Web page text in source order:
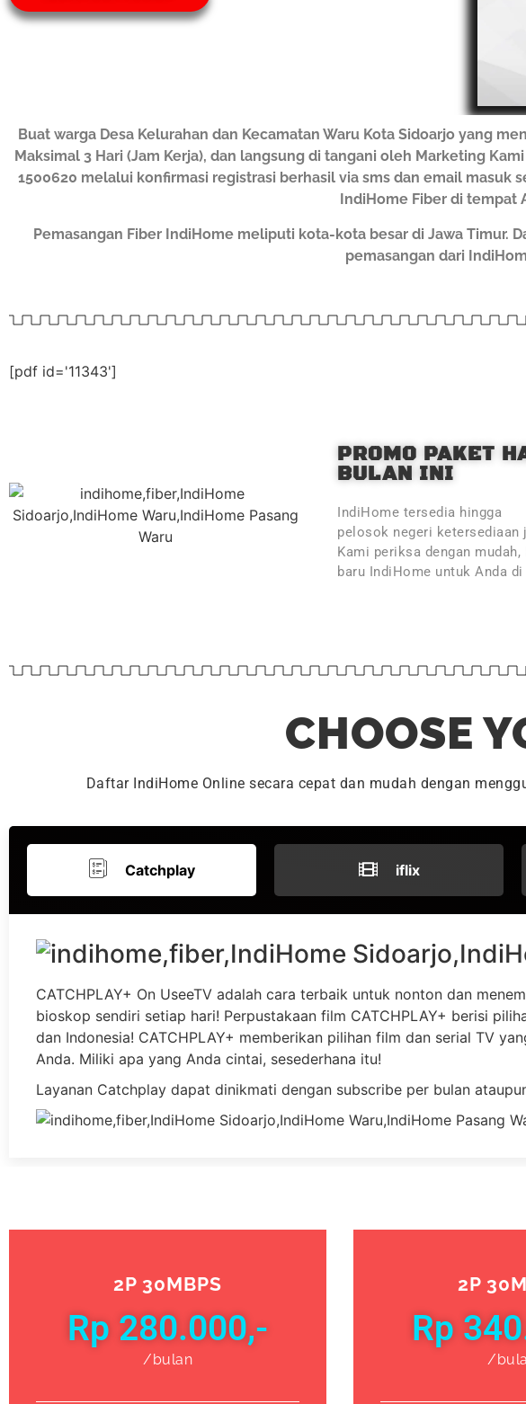
Buat warga Desa Kelurahan dan Kecamatan Waru Kota Sidoarjo yang
Maksimal 3 Hari (Jam Kerja), dan langsung di tangani oleh Marketing
1500620 melalui konfirmasi registrasi berhasil via sms dan email
IndiHome Fiber di tempat
Pemasangan Fiber IndiHome meliputi kota-kota besar di Jawa Timur.
pemasangan dari
[pdf id='11343']
PROMO PAKET
BULAN INI
IndiHome tersedia hingga
pelosok negeri
Kami periksa dengan
baru IndiHome untuk Anda
CHOOSE
Daftar IndiHome Online secara cepat dan mudah dengan
Catchplay iflix
CATCHPLAY+ On UseeTV adalah cara terbaik untuk nonton dan
bioskop sendiri setiap hari! Perpustakaan film CATCHPLAY+ berisi
dan Indonesia! CATCHPLAY+ memberikan pilihan film dan serial TV
Anda. Miliki apa yang Anda cintai, sesederhana itu!
Layanan Catchplay dapat dinikmati dengan subscribe per bulan
2P 30MBPS
Rp 280.000,-
/bulan
2P
Rp
/